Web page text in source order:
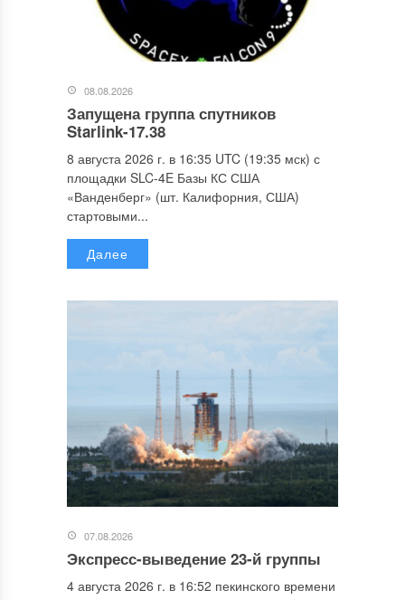
08.08.2026
Запущена группа спутников
Starlink-17.38
8 августа 2026 г. в 16:35 UTC (19:35 мск) с
площадки SLC-4E Базы КС США
«Ванденберг» (шт. Калифорния, США)
стартовыми...
Далее
07.08.2026
Экспресс-выведение 23-й группы
4 августа 2026 г. в 16:52 пекинского времени